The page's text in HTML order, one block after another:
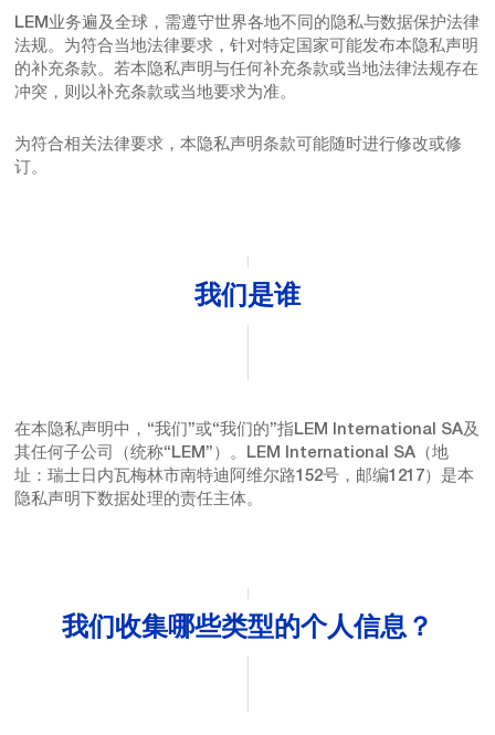
LEM业务遍及全球，需遵守世界各地不同的隐私与数据保护法律
法规。为符合当地法律要求，针对特定国家可能发布本隐私声明
的补充条款。若本隐私声明与任何补充条款或当地法律法规存在
冲突，则以补充条款或当地要求为准。
为符合相关法律要求，本隐私声明条款可能随时进行修改或修
订。
我们是谁
在本隐私声明中，“我们”或“我们的”指LEM International SA及
其任何子公司（统称“LEM”）。LEM International SA（地
址：瑞士日内瓦梅林市南特迪阿维尔路152号，邮编1217）是本
隐私声明下数据处理的责任主体。
我们收集哪些类型的个人信息？